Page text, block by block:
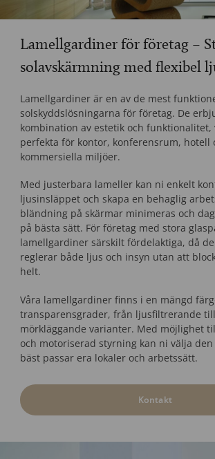
Lamellgardiner för företag –
solavskärmning med flexibel
Lamellgardiner är en av de mest
solskyddslösningarna för företag. De
kombination av estetik och funktionalitet,
perfekta för kontor, konferensrum, hotell
kommersiella miljöer.
Med justerbara lameller kan ni enkelt
ljusinsläppet och skapa en behaglig
bländning på skärmar minimeras och
på bästa sätt. För företag med stora
lamellgardiner särskilt fördelaktiga, då
reglerar både ljus och insyn utan att
helt.
Våra lamellgardiner finns i en mängd
transparensgrader, från ljusfiltrerande
mörkläggande varianter. Med möjlighet
och motoriserad styrning kan ni välja
bäst passar era lokaler och arbetssätt.
Kontakt